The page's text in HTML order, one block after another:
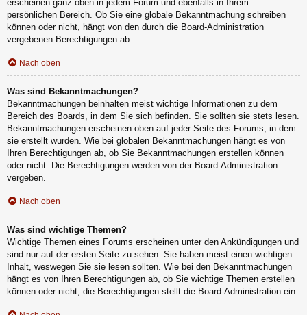
erscheinen ganz oben in jedem Forum und ebenfalls in Ihrem
persönlichen Bereich. Ob Sie eine globale Bekanntmachung schreiben
können oder nicht, hängt von den durch die Board-Administration
vergebenen Berechtigungen ab.
Nach oben
Was sind Bekanntmachungen?
Bekanntmachungen beinhalten meist wichtige Informationen zu dem
Bereich des Boards, in dem Sie sich befinden. Sie sollten sie stets lesen.
Bekanntmachungen erscheinen oben auf jeder Seite des Forums, in dem
sie erstellt wurden. Wie bei globalen Bekanntmachungen hängt es von
Ihren Berechtigungen ab, ob Sie Bekanntmachungen erstellen können
oder nicht. Die Berechtigungen werden von der Board-Administration
vergeben.
Nach oben
Was sind wichtige Themen?
Wichtige Themen eines Forums erscheinen unter den Ankündigungen und
sind nur auf der ersten Seite zu sehen. Sie haben meist einen wichtigen
Inhalt, weswegen Sie sie lesen sollten. Wie bei den Bekanntmachungen
hängt es von Ihren Berechtigungen ab, ob Sie wichtige Themen erstellen
können oder nicht; die Berechtigungen stellt die Board-Administration ein.